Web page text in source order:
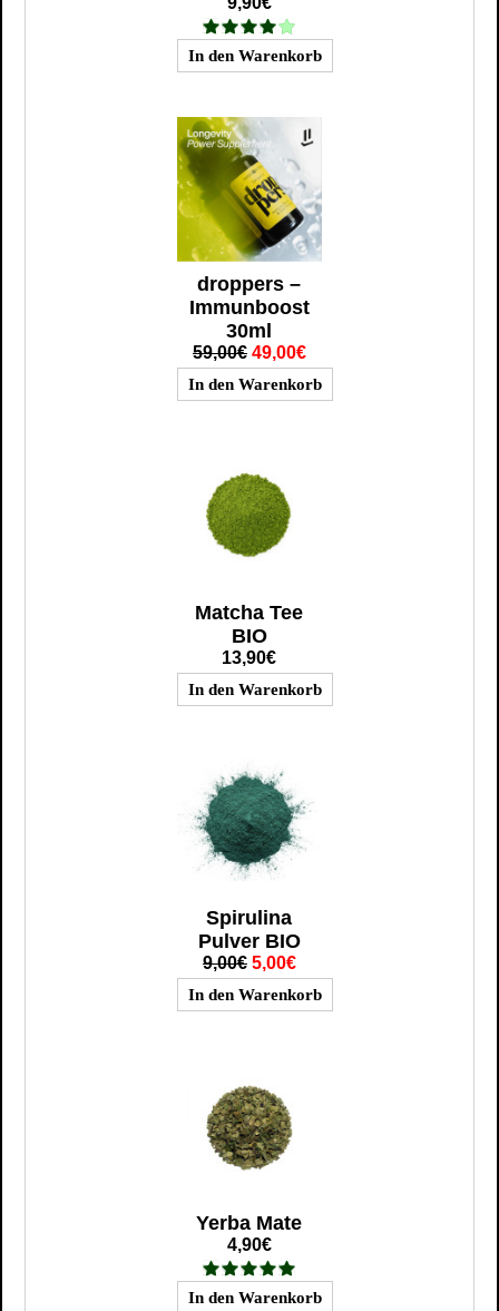
droppers –
Immunboost
30ml
59,00€ 49,00€
Matcha Tee
BIO
13,90€
Spirulina
Pulver BIO
9,00€ 5,00€
Yerba Mate
4,90€